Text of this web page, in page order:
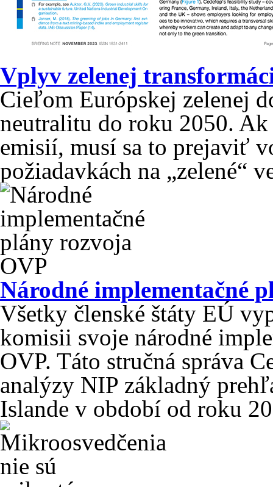
Vplyv zelenej
Cieľom Európskej zelenej
neutralitu do roku 2050.
emisií, musí sa to prejaviť
požiadavkách na „zelené“
Národné implementačné
Všetky členské štáty EÚ
komisii svoje národné
OVP. Táto stručná správa
analýzy NIP základný
Islande v období od roku